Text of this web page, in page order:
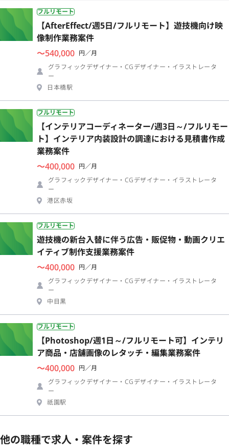
フルリモート
【AfterEffect/週5日/フルリモート】遊技機向け映
像制作業務案件
〜540,000 円／月
グラフィックデザイナー・CGデザイナー・イラストレータ
ー
日本橋駅
フルリモート
【インテリアコーディネーター/週3日～/フルリモー
ト】インテリア内装設計の調達における見積書作成
業務案件
〜400,000 円／月
グラフィックデザイナー・CGデザイナー・イラストレータ
ー
港区赤坂
フルリモート
遊技機の新台入替に伴う広告・販促物・動画クリエ
イティブ制作支援業務案件
〜400,000 円／月
グラフィックデザイナー・CGデザイナー・イラストレータ
ー
中目黒
フルリモート
【Photoshop/週1日～/フルリモート可】インテリ
ア商品・店舗画像のレタッチ・編集業務案件
〜400,000 円／月
グラフィックデザイナー・CGデザイナー・イラストレータ
ー
祇園駅
他の職種で求人・案件を探す